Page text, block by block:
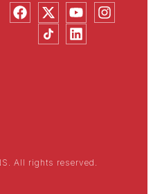
All rights reserved.